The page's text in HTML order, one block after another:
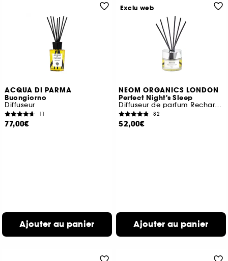
ACQUA DI PARMA
Buongiorno
Diffuseur
11
77,00€
Ajouter au panier
NEOM ORGANICS LONDON
Perfect Night's Sleep
Diffuseur de parfum Rechargeable
82
52,00€
Ajouter au panier
Exclu web